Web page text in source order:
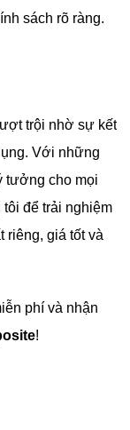
sách rõ ràng.
trội nhờ sự kết
Với những
tưởng cho mọi
để trải nghiệm
riêng, giá tốt và
phí và nhận
!